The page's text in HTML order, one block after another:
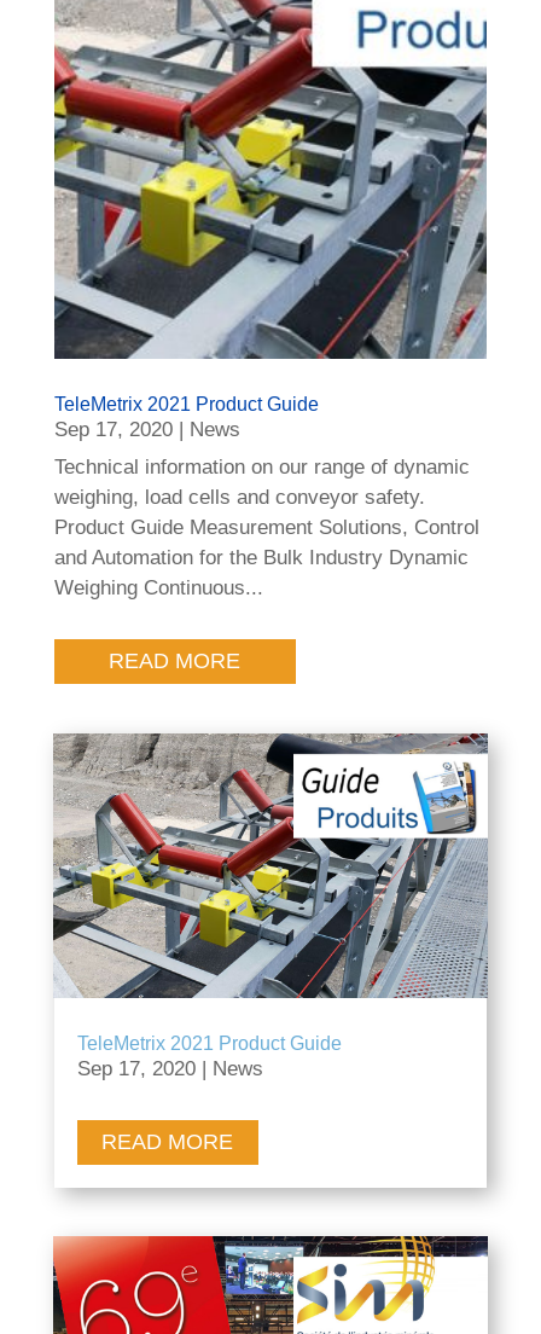
TeleMetrix 2021 Product Guide
Sep 17, 2020|
News
Technical information on our range of dynamic
weighing, load cells and conveyor safety.
Product Guide Measurement Solutions, Control
and Automation for the Bulk Industry Dynamic
Weighing Continuous...
READ MORE
TeleMetrix 2021 Product Guide
Sep 17, 2020| News
READ MORE